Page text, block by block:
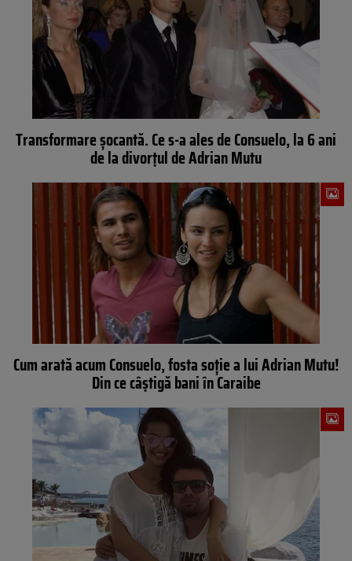
Transformare șocantă. Ce s-a ales de Consuelo, la 6 ani
de la divorțul de Adrian Mutu
Cum arată acum Consuelo, fosta soție a lui Adrian Mutu!
Din ce câștigă bani în Caraibe